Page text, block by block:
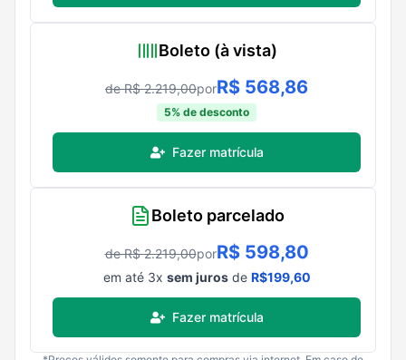
Boleto (à vista)
de R$2.219,00porR$ 568,86
5% de desconto
Fazer matrícula
Boleto parcelado
de R$2.219,00porR$ 598,80
em até 3x sem jurosde R$199,60
Fazer matrícula